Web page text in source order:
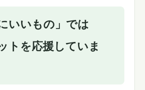
いいもの」では
トを応援していま